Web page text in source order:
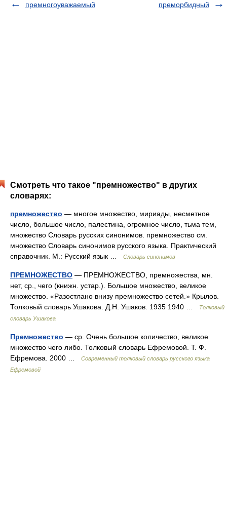
премногоуважаемый преморбидный
Смотреть что такое "премножество" в других
словарях:
премножество — многое множество, мириады, несметное
число, большое число, палестина, огромное число, тьма тем,
множество Словарь русских синонимов. премножество см.
множество Словарь синонимов русского языка. Практический
справочник. М.: Русский язык …
Словарь синонимов
ПРЕМНОЖЕСТВО — ПРЕМНОЖЕСТВО, премножества, мн.
нет, ср., чего (книжн. устар.). Большое множество, великое
множество. «Разостлано внизу премножество сетей.» Крылов.
Толковый словарь Ушакова. Д.Н. Ушаков. 1935 1940 …
Толковый
словарь Ушакова
Премножество — ср. Очень большое количество, великое
множество чего либо. Толковый словарь Ефремовой. Т. Ф.
Ефремова. 2000 …
Современный толковый словарь русского языка
Ефремовой